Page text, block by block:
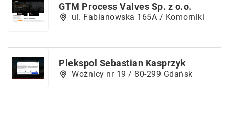
GTM Process Valves Sp. z o.o.
ul. Fabianowska 165A / Komorniki
Plekspol Sebastian Kasprzyk
Woźnicy nr 19 / 80-299 Gdańsk